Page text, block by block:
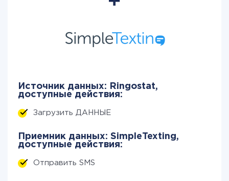
Источник данных: Ringostat,
доступные действия:
Загрузить ДАННЫЕ
Приемник данных: SimpleTexting,
доступные действия:
Отправить SMS